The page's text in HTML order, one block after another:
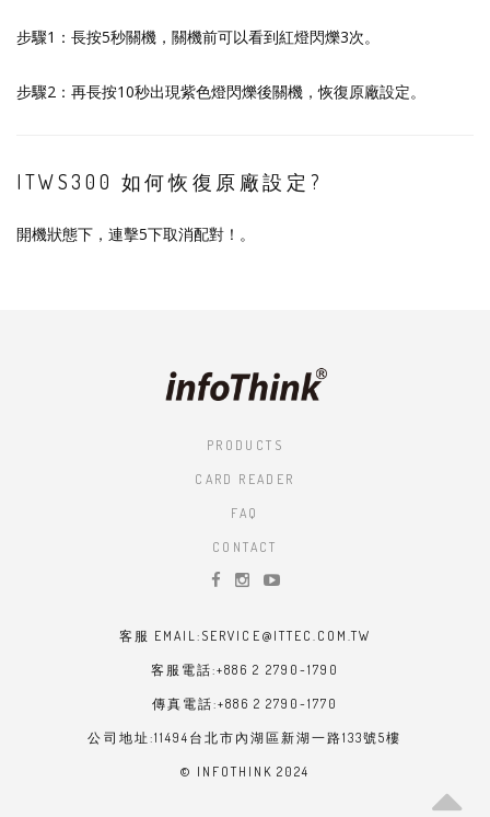
步驟1：長按5秒關機，關機前可以看到紅燈閃爍3次。
步驟2：再長按10秒出現紫色燈閃爍後關機，恢復原廠設定。
ITWS300 如何恢復原廠設定?
開機狀態下，連擊5下取消配對！。
PRODUCTS
CARD READER
FAQ
CONTACT
客服 EMAIL:SERVICE@ITTEC.COM.TW
客服電話:+886 2 2790-1790
傳真電話:+886 2 2790-1770
公司地址:11494台北市內湖區新湖一路133號5樓
© INFOTHINK 2024